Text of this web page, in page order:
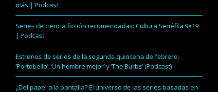
más | Podcast
Series de ciencia ficción recomendadas: Cultura Seriéfila 9×19
| Podcast
Estrenos de series de la segunda quincena de febrero:
‘Portobello’, ‘Un hombre mejor’ y ‘The Burbs’ (Podcast)
¿Del papel a la pantalla? El universo de las series basadas en